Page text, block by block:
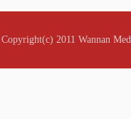
2011 Wannan